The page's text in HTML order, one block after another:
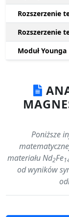
Rozszerzenie
Rozszerzenie
Moduł Younga
Poniższe
materiału Nd2Fe
od wyników